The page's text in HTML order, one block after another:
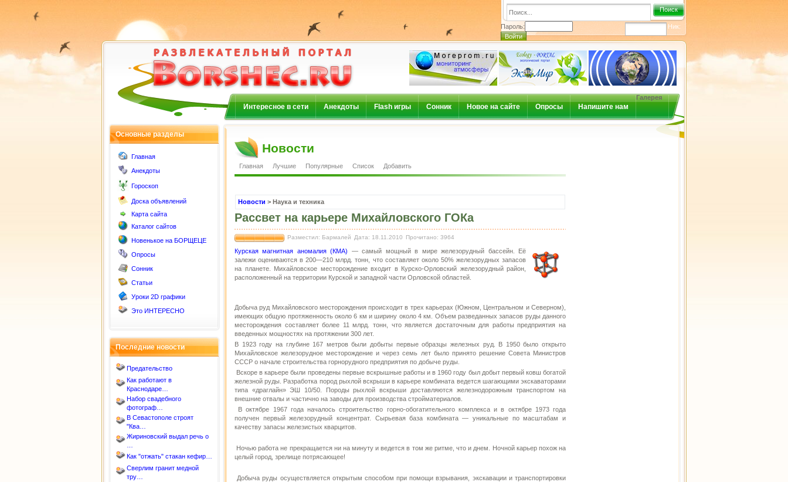
Поиск
Ник:
Пароль:
Интересное в сети Анекдоты Flash игры
Галерея
Сонник Новое на сайте Опросы Напишите нам
Основные разделы
Главная
Анекдоты
Гороскоп
Доска объявлений
Карта сайта
Каталог сайтов
Новенькое на БОРЩЕЦЕ
Опросы
Сонник
Статьи
Уроки 2D графики
Это ИНТЕРЕСНО
Последние новости
Предательство
Как работают в
Краснодаре…
Набор свадебного
фотограф…
В Севастополе строят
"Ква…
Жириновский выдал речь о
Как "отжать" стакан кефир…
Сверлим гранит медной
тру…
Новости
Главная Лучшие Популярные Список Добавить
Новости > Наука и техника
Рассвет на карьере Михайловского ГОКа
Разместил: Бармалей Дата: 18.11.2010 Прочитано: 3964
Курская магнитная аномалия (КМА)
— самый мощный в мире железорудный бассейн. Её
залежи оцениваются в 200—210 млрд. тонн, что составляет около 50% железорудных запасов
на планете. Михайловское месторождение входит в Курско-Орловский железорудный район,
расположенный на территории Курской и западной части Орловской областей.
Добыча руд Михайловского месторождения происходит в трех карьерах (Южном, Центральном и Северном),
имеющих общую протяженность около 6 км и ширину около 4 км. Объем разведанных запасов руды данного
месторождения составляет более 11 млрд. тонн, что является достаточным для работы предприятия на
введенных мощностях на протяжении 300 лет.
В 1923 году на глубине 167 метров были добыты первые образцы железных руд. В 1950 было открыто
Михайловское железорудное месторождение и через семь лет было принято решение Совета Министров
СССР о начале строительства горнорудного предприятия по добыче руды.
Вскоре в карьере были проведены первые вскрышные работы и в 1960 году был добыт первый ковш богатой
железной руды. Разработка пород рыхлой вскрыши в карьере комбината ведется шагающими экскаваторами
типа «драглайн» ЭШ 10/50. Породы рыхлой вскрыши доставляются железнодорожным транспортом на
внешние отвалы и частично на заводы для производства стройматериалов.
В октябре 1967 года началось строительство горно-обогатительного комплекса и в октябре 1973 года
получен первый железорудный концентрат. Сырьевая база комбината — уникальные по масштабам и
качеству запасы железистых кварцитов.
Ночью работа не прекращается ни на минуту и ведется в том же ритме, что и днем. Ночной карьер похож на
целый город, зрелище потрясающее!
Добыча руды осуществляется открытым способом при помощи взрывания, экскавации и транспортировки